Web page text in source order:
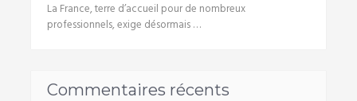
La France, terre d’accueil pour de nombreux
professionnels, exige désormais …
Commentaires récents